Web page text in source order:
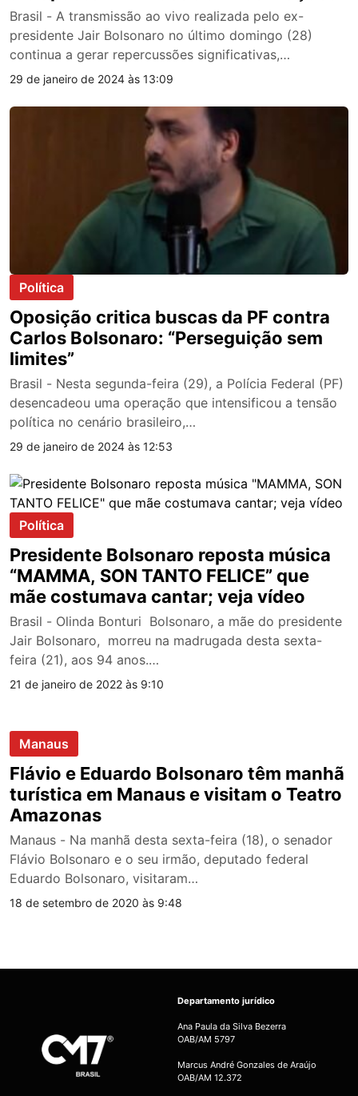
Brasil - A transmissão ao vivo realizada pelo ex-
presidente Jair Bolsonaro no último domingo (28)
continua a gerar repercussões significativas,…
29 de janeiro de 2024 às 13:09
Política
Oposição critica buscas da PF contra
Carlos Bolsonaro: “Perseguição sem
limites”
Brasil - Nesta segunda-feira (29), a Polícia Federal (PF)
desencadeou uma operação que intensificou a tensão
política no cenário brasileiro,…
29 de janeiro de 2024 às 12:53
Política
Presidente Bolsonaro reposta música
“MAMMA, SON TANTO FELICE” que
mãe costumava cantar; veja vídeo
Brasil - Olinda Bonturi Bolsonaro, a mãe do presidente
Jair Bolsonaro, morreu na madrugada desta sexta-
feira (21), aos 94 anos.…
21 de janeiro de 2022 às 9:10
Manaus
Flávio e Eduardo Bolsonaro têm manhã
turística em Manaus e visitam o Teatro
Amazonas
Manaus - Na manhã desta sexta-feira (18), o senador
Flávio Bolsonaro e o seu irmão, deputado federal
Eduardo Bolsonaro, visitaram…
18 de setembro de 2020 às 9:48
Departamento jurídico
Ana Paula da Silva Bezerra
OAB/AM 5797
Marcus André Gonzales de Araújo
OAB/AM 12.372